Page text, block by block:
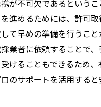
が不可欠であるという
進めるためには、許可
て早めの準備を行うこ
業者に依頼することで
けることもできるため
のサポートを活用すると